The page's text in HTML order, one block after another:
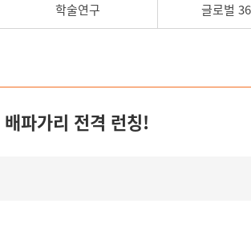
학술연구 글로벌
파가리 전격 런칭!